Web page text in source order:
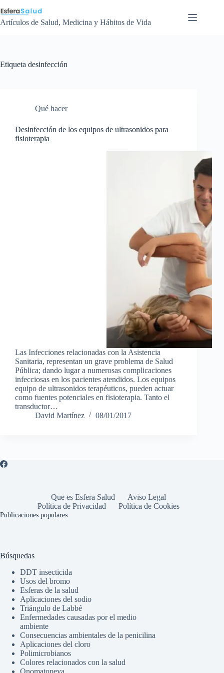
al
contenido
Artículos de Salud, Medicina y Hábitos de Vida
Etiqueta desinfección
Qué hacer
Desinfección de los equipos de ultrasonidos para
fisioterapia
Las Infecciones relacionadas con la Asistencia
Sanitaria, representan un grave problema de Salud
Pública; dando lugar a numerosas complicaciones
infecciosas en los pacientes atendidos. Los equipos
equipo de ultrasonidos terapéuticos, pueden actuar
como fuentes potenciales en fisioterapia. Tanto el
transductor…
David Martínez
08/01/2017
Que es Esfera Salud
Aviso Legal
Política de Privacidad
Política de Cookies
Publicaciones populares
Búsquedas
DDT insecticida
Usos del bromo
Esferas de la salud
Aplicaciones del sodio
Triángulo de Labbé
Enfermedades causadas por el medio
ambiente
Consecuencias ambientales de la penicilina
Aplicaciones del cloro
Polimicrobianos
Colores relacionados con la salud